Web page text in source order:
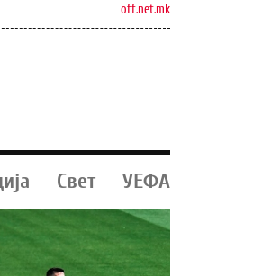
off.net.mk
Свет УЕФА